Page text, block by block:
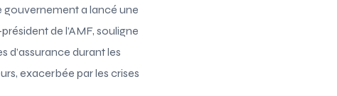
gouvernement a lancé une
de l’AMF, souligne
d’assurance durant les
exacerbée par les crises